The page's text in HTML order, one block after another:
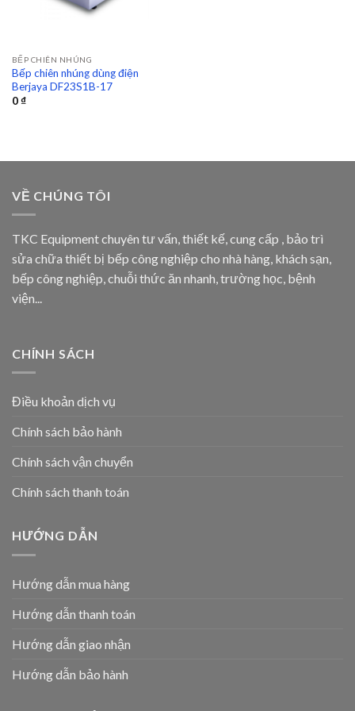
BẾP CHIÊN NHÚNG
Bếp chiên nhúng dùng điện
Berjaya DF23S1B-17
0₫
VỀ CHÚNG TÔI
TKC Equipment chuyên tư vấn, thiết kế, cung cấp , bảo trì
sửa chữa thiết bị bếp công nghiệp cho nhà hàng, khách sạn,
bếp công nghiệp, chuỗi thức ăn nhanh, trường học, bệnh
viện...
CHÍNH SÁCH
Điều khoản dịch vụ
Chính sách bảo hành
Chính sách vận chuyển
Chính sách thanh toán
HƯỚNG DẪN
Hướng dẫn mua hàng
Hướng dẫn thanh toán
Hướng dẫn giao nhận
Hướng dẫn bảo hành